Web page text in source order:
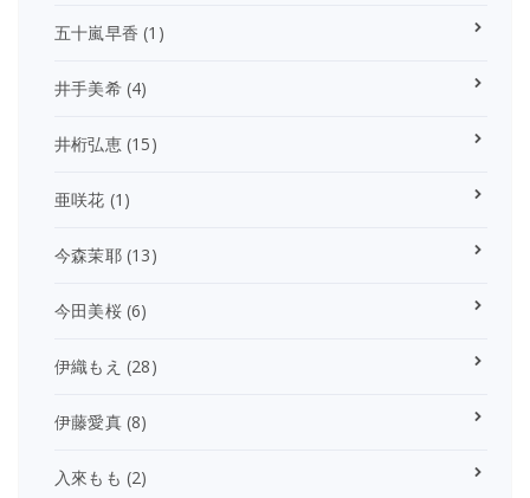
五十嵐早香 (1)
井手美希(4)
井桁弘恵(15)
亜咲花 (1)
今森茉耶(13)
今田美桜(6)
伊織もえ (28)
伊藤愛真(8)
入來もも (2)